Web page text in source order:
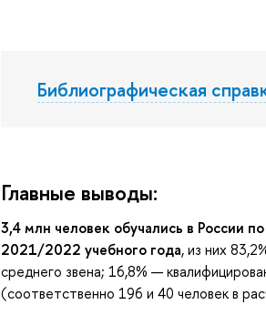
Библиографическая
Главные выводы:
3,4 млн человек обучались в России
2021/2022 учебного года, из них
среднего звена; 16,8% —
(соответственно 196 и 40 человек в